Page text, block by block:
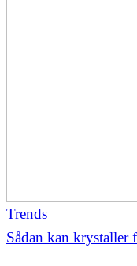
Trends
Sådan kan